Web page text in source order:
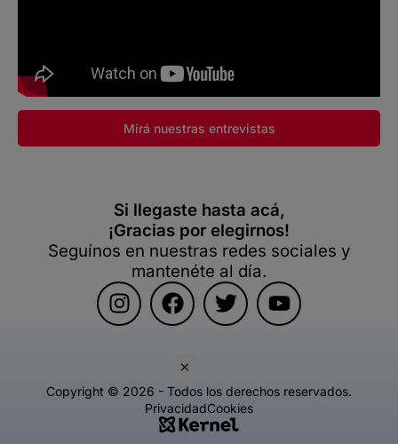
×
Mirá nuestras entrevistas
Si llegaste hasta acá,
¡Gracias por elegirnos!
Seguínos en nuestras redes sociales y
mantenéte al día.
Copyright © 2026 - Todos los derechos reservados.
PrivacidadCookies